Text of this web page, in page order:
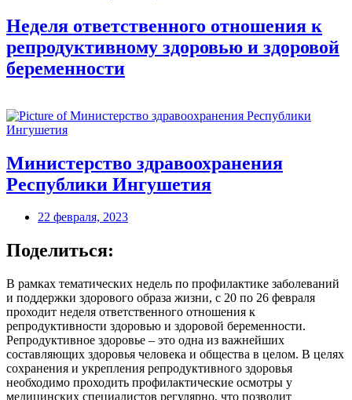
Неделя ответственного отношения к
репродуктивному здоровью и здоровой
беременности
Министерство здравоохранения
Республики Ингушетия
22 февраля, 2023
Поделиться:
В рамках тематических недель по профилактике заболеваний
и поддержки здорового образа жизни, с 20 по 26 февраля
проходит неделя ответственного отношения к
репродуктивности здоровью и здоровой беременности.
Репродуктивное здоровье – это одна из важнейших
составляющих здоровья человека и общества в целом. В целях
сохранения и укрепления репродуктивного здоровья
необходимо проходить профилактические осмотры у
медицинских специалистов регулярно, что позволит